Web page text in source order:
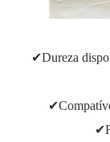
✔Dureza